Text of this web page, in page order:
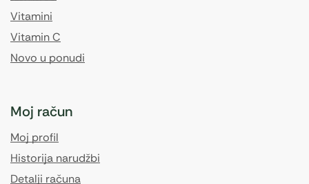
Vitamini
Vitamin C
Novo u ponudi
Moj račun
Moj profil
Historija narudžbi
Detalji računa